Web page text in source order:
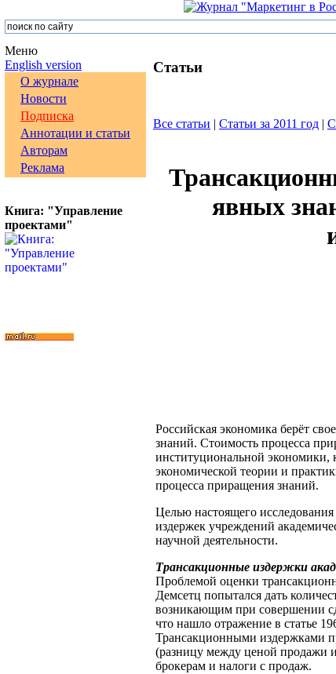
Меню
English version
О журнале
Новости
Подписка
Аннотации и статьи
Авторам
Реклама
Книга: "Управление
проектами"
Статьи
Все статьи | Статьи за 2011 год |
явных
Российская экономика берёт
знаний. Стоимость процесса
институциональной экономики,
экономической теории и
процесса приращения знаний.
Целью настоящего
издержек учреждений
научной деятельности.
Трансакционные издержки
Проблемой оценки
Демсетц попытался дать
возникающим при совершении
что нашло отражение в статье
Трансакционными издержками
(разницу между ценой продажи
брокерам и налоги с продаж.